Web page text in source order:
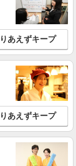
細を見る
早出のみ
験・能力・資格等
士 時給1,549円 実務
修 時給1,447円 ※一
勤務手当 〇土日祝勤
年始勤
18:00〜20:00は時給
丘 大阪府枚方市印
を見る
あえずキープ
あえずキープ